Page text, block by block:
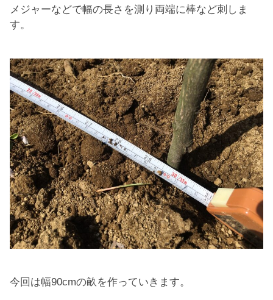
メジャーなどで幅の長さを測り両端に棒など刺しま
す。
今回は幅90cmの畝を作っていきます。